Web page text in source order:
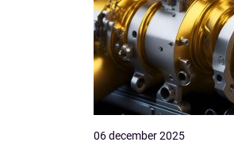
06 december 2025